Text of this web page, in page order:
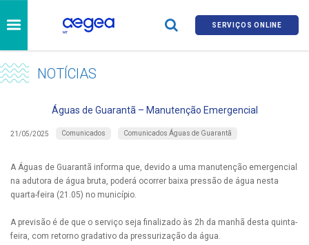
SERVIÇOS ONLINE
NOTÍCIAS
Águas de Guarantã – Manutenção Emergencial
21/05/2025 Comunicados Comunicados Águas de Guarantã
A Águas de Guarantã informa que, devido a uma manutenção emergencial
na adutora de água bruta, poderá ocorrer baixa pressão de água nesta
quarta-feira (21.05) no município.
A previsão é de que o serviço seja finalizado às 2h da manhã desta quinta-
feira, com retorno gradativo da pressurização da água.